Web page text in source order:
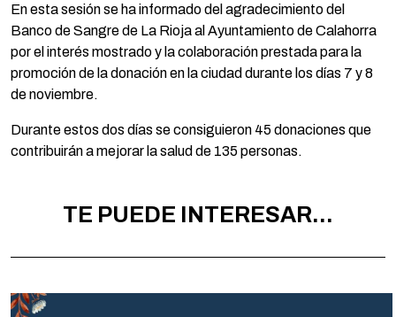
En esta sesión se ha informado del agradecimiento del
Banco de Sangre de La Rioja al Ayuntamiento de Calahorra
por el interés mostrado y la colaboración prestada para la
promoción de la donación en la ciudad durante los días 7 y 8
de noviembre.
Durante estos dos días se consiguieron 45 donaciones que
contribuirán a mejorar la salud de 135 personas.
TE PUEDE INTERESAR...